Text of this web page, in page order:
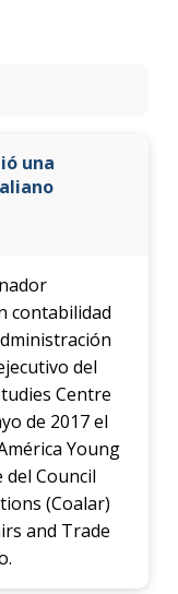
una
contabilidad
del
Centre
de 2017 el
Young
Council
(Coalar)
and Trade